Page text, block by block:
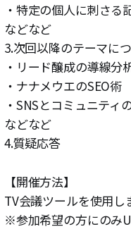
・特定の個人に刺さる
などなど
3.次回以降のテーマに
・リード醸成の導線分
・ナナメウエのSEO術
・SNSとコミュニティ
などなど
4.質疑応答
【開催方法】
TV会議ツールを使用
※参加希望の方にのみ